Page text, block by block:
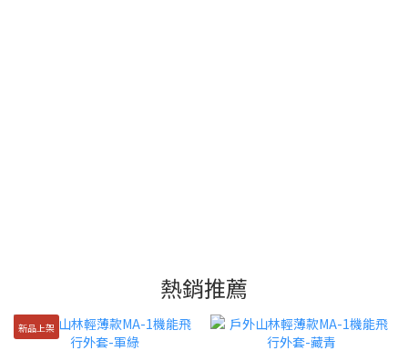
熱銷推薦
新品上架